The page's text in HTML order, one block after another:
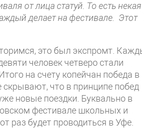
от лица статуй. То есть некая
делает на фестивале. Этот
это был экспромт.
человек четверо стали
на счету копейчан победа в
что в принципе побед
новые поездки. Буквально в
фестивале школьных и
раз будет проводиться в Уфе.